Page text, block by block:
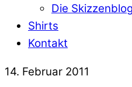
Die
Shirts
Kontakt
14. Februar 2011